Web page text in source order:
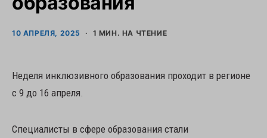
10 АПРЕЛЯ, 2025 1 МИН. НА ЧТЕНИЕ
Неделя инклюзивного образования проходит в регионе
с 9 до 16 апреля.
Специалисты в сфере образования стали